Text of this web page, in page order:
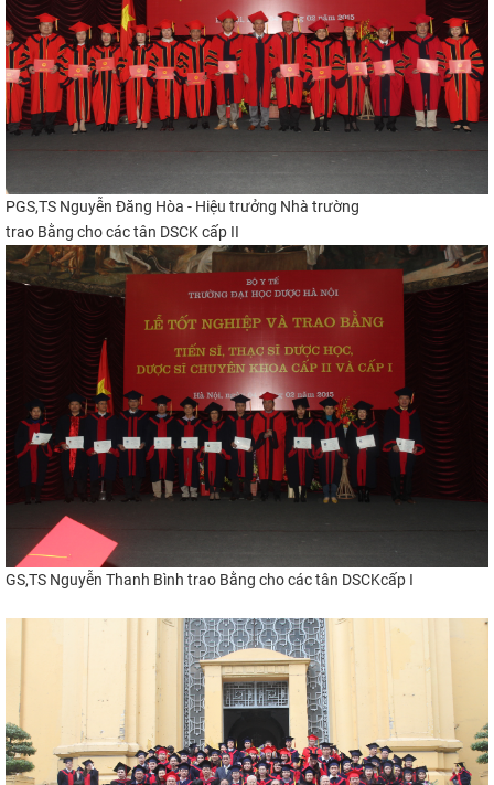
PGS,TS Nguyễn Đăng Hòa - Hiệu trưởng Nhà trường
trao Bằng cho các tân DSCK cấp II
GS,TS Nguyễn Thanh Bình trao Bằng cho các tân DSCKcấp I